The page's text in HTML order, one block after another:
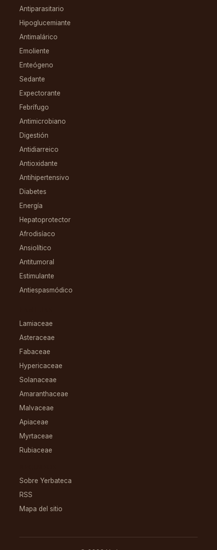
Antiparasitario
Hipoglucemiante
Antimalárico
Emoliente
Enteógeno
Sedante
Expectorante
Febrífugo
Antimicrobiano
Digestión
Antidiarreico
Antioxidante
Antihipertensivo
Diabetes
Energía
Hepatoprotector
Afrodisíaco
Ansiolítico
Antitumoral
Estimulante
Antiespasmódico
Lamiaceae
Asteraceae
Fabaceae
Hypericaceae
Solanaceae
Amaranthaceae
Malvaceae
Apiaceae
Myrtaceae
Rubiaceae
Sobre Yerbateca
RSS
Mapa del sitio